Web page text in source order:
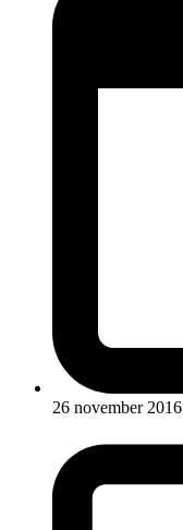
26 november 2016